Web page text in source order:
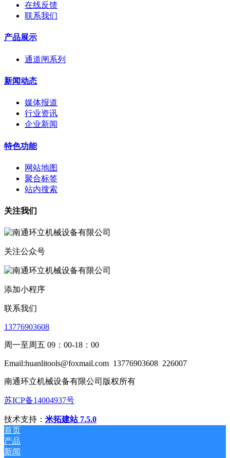
在线反馈
联系我们
产品展示
通道闸系列
新闻动态
媒体报道
行业资讯
企业新闻
特色功能
网站地图
聚合标签
站内搜索
关注我们
关注公众号
添加小程序
联系我们
13776903608
周一至周五 09：00-18：00
Email:huanlitools@foxmail.com 13776903608 226007
南通环立机械设备有限公司版权所有
苏ICP备14004937号
技术支持： 米拓建站 7.5.0
首页
产品
新闻